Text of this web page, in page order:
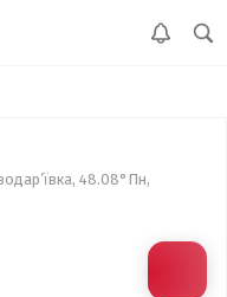
48.08°Пн,